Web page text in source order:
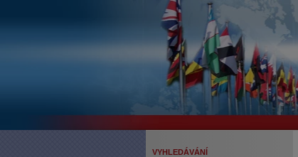
VYHLEDÁVÁNÍ